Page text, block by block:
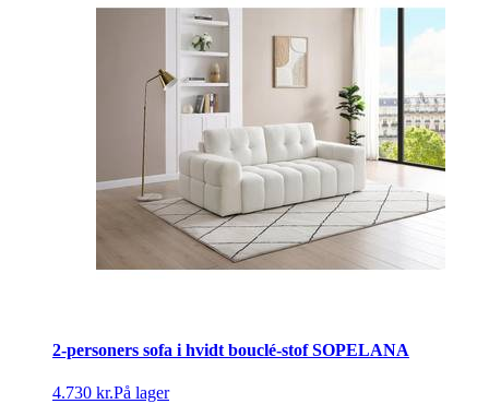
2-personers sofa i hvidt bouclé-stof SOPELANA
4.730 kr.På lager